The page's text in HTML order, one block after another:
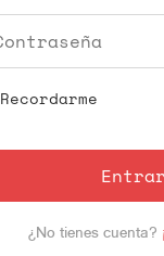
Recordarme
Entrar
¿No tienes cuenta?